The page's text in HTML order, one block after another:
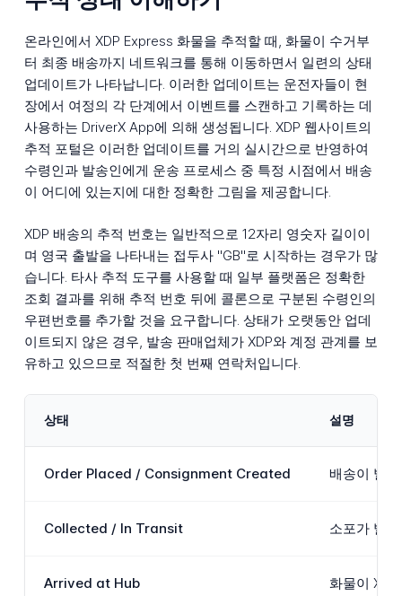
온라인에서 XDP Express 화물을 추적할 때, 화물이 수거부
터 최종 배송까지 네트워크를 통해 이동하면서 일련의 상태
업데이트가 나타납니다. 이러한 업데이트는 운전자들이 현
장에서 여정의 각 단계에서 이벤트를 스캔하고 기록하는 데
사용하는 DriverX App에 의해 생성됩니다. XDP 웹사이트의
추적 포털은 이러한 업데이트를 거의 실시간으로 반영하여
수령인과 발송인에게 운송 프로세스 중 특정 시점에서 배송
이 어디에 있는지에 대한 정확한 그림을 제공합니다.
XDP 배송의 추적 번호는 일반적으로 12자리 영숫자 길이이
며 영국 출발을 나타내는 접두사 "GB"로 시작하는 경우가 많
습니다. 타사 추적 도구를 사용할 때 일부 플랫폼은 정확한
조회 결과를 위해 추적 번호 뒤에 콜론으로 구분된 수령인의
우편번호를 추가할 것을 요구합니다. 상태가 오랫동안 업데
이트되지 않은 경우, 발송 판매업체가 XDP와 계정 관계를 보
유하고 있으므로 적절한 첫 번째 연락처입니다.
상태 설명
Order Placed / Consignment Created 배송이 발
Collected / In Transit 소포가 발
Arrived at Hub 화물이